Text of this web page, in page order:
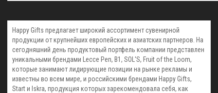
Happy Gifts предлагает широкий ассортимент сувенирной
продукции от крупнейших европейских и азиатских партнеров. На
сегодняшний день продуктовый портфель компании представлен
уникальными брендами Lecce Pen, В1, SOL'S, Fruit of the Loom,
которые занимают лидирующие позиции на рынке рекламы и
известны во всем мире, и российскими брендами Happy Gifts,
Start и Iskra, продукция которых зарекомендовала себя, как